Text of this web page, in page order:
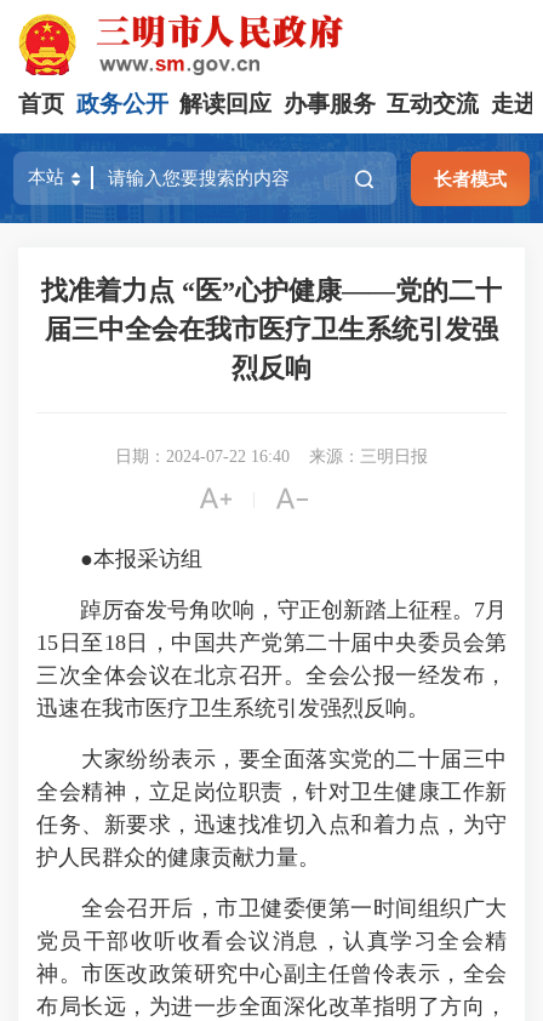
首页 政务公开 解读回应 办事服务 互动交流 走进
长者模式
找准着力点 “医”心护健康——党的二十
届三中全会在我市医疗卫生系统引发强
烈反响
日期：2024-07-22 16:40 来源：三明日报
 
●本报采访组
踔厉奋发号角吹响，守正创新踏上征程。7月
15日至18日，中国共产党第二十届中央委员会第
三次全体会议在北京召开。全会公报一经发布，
迅速在我市医疗卫生系统引发强烈反响。
大家纷纷表示，要全面落实党的二十届三中
全会精神，立足岗位职责，针对卫生健康工作新
任务、新要求，迅速找准切入点和着力点，为守
护人民群众的健康贡献力量。
全会召开后，市卫健委便第一时间组织广大
党员干部收听收看会议消息，认真学习全会精
神。市医改政策研究中心副主任曾伶表示，全会
布局长远，为进一步全面深化改革指明了方向，